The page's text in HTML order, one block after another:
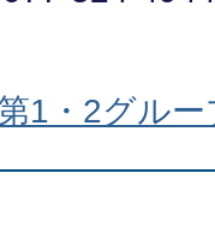
1・2グルー